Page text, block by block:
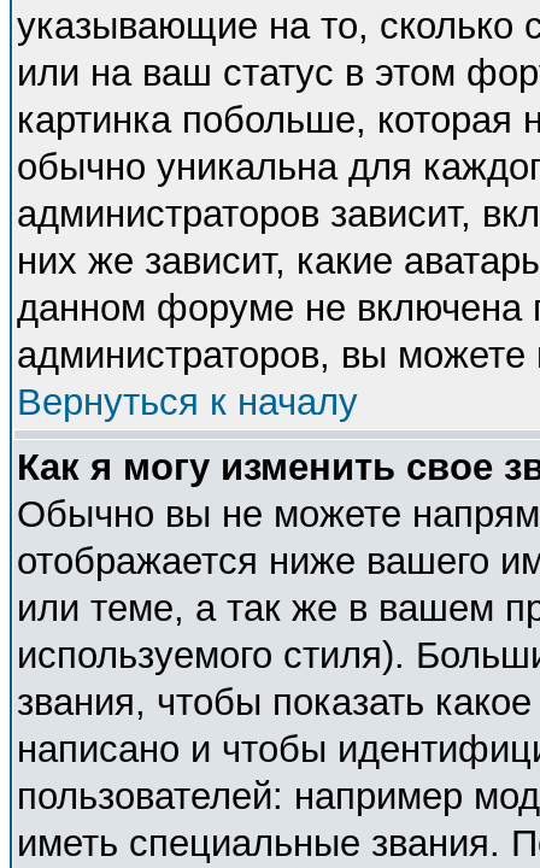
указывающие на то,
или на ваш статус в этом
картинка побольше, которая
обычно уникальна для
администраторов зависит,
них же зависит, какие
данном форуме не включена
администраторов, вы
Вернуться к началу
Как я могу изменить свое
Обычно вы не можете
отображается ниже вашего
или теме, а так же в вашем
используемого стиля).
звания, чтобы показать
написано и чтобы
пользователей: например
иметь специальные звания.